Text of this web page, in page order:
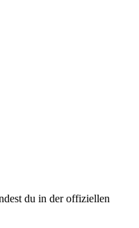
du in der offiziellen